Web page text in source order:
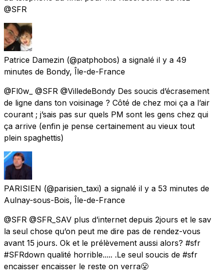
@SFR
Patrice Damezin (@patphobos) a signalé il y a 49
minutes de Bondy, Île-de-France
@Fl0w_ @SFR @VilledeBondy Des soucis d’écrasement
de ligne dans ton voisinage ? Côté de chez moi ça a l’air
courant ; j’sais pas sur quels PM sont les gens chez qui
ça arrive (enfin je pense certainement au vieux tout
plein spaghettis)
PARISIEN (@parisien_taxi) a signalé il y a 53 minutes de
Aulnay-sous-Bois, Île-de-France
@SFR @SFR_SAV plus d’internet depuis 2jours et le sav
la seul chose qu’on peut me dire pas de rendez-vous
avant 15 jours. Ok et le prélèvement aussi alors? #sfr
#SFRdown qualité horrible..... .Le seul soucis de #sfr
encaisser encaisser le reste on verra😤